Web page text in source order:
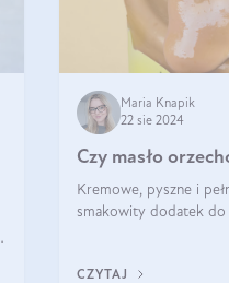
Maria Knapik
22 sie 2024
Czy masło
Kremowe, pyszne i
smakowity dodatek do
CZYTAJ